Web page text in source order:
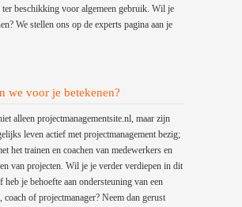
ter beschikking voor algemeen gebruik. Wil je
We stellen ons op de experts pagina aan je
we voor je betekenen?
alleen projectmanagementsite.nl, maar zijn
leven actief met projectmanagement bezig;
het trainen en coachen van medewerkers en
van projecten. Wil je je verder verdiepen in dit
heb je behoefte aan ondersteuning van een
coach of projectmanager? Neem dan gerust